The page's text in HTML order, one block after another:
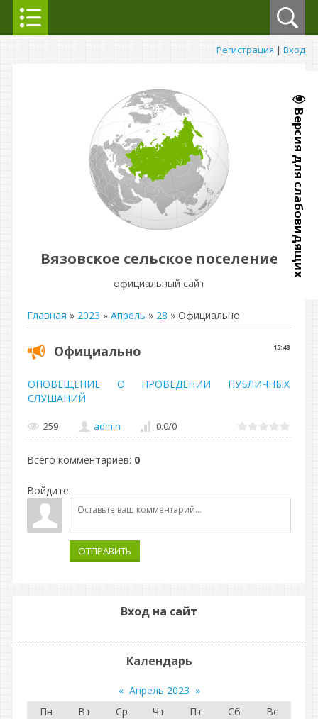
Версия для слабовидящих
Регистрация | Вход
Вязовское сельское поселение
официальный сайт
Главная » 2023 » Апрель » 28 » Официально
15:48
Официально
ОПОВЕЩЕНИЕ О ПРОВЕДЕНИИ ПУБЛИЧНЫХ
СЛУШАНИЙ
259 admin 0.0/0
Всего комментариев: 0
Войдите:
ОТПРАВИТЬ
Вход на сайт
Календарь
« Апрель 2023 »
Пн
Вт Ср Чт Пт Сб
Вс